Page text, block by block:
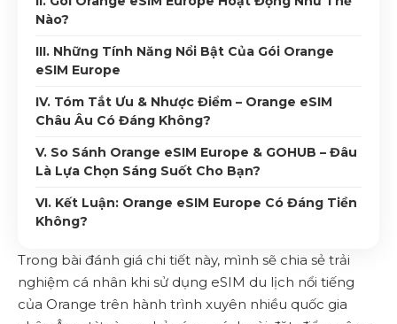
Nào?
III. Những Tính Năng Nổi Bật Của Gói Orange
eSIM Europe
IV. Tóm Tắt Ưu & Nhược Điểm – Orange eSIM
Châu Âu Có Đáng Không?
V. So Sánh Orange eSIM Europe & GOHUB – Đâu
Là Lựa Chọn Sáng Suốt Cho Bạn?
VI. Kết Luận: Orange eSIM Europe Có Đáng Tiền
Không?
Trong bài đánh giá chi tiết này, mình sẽ chia sẻ trải
nghiệm cá nhân khi sử dụng eSIM du lịch nổi tiếng
của Orange trên hành trình xuyên nhiều quốc gia